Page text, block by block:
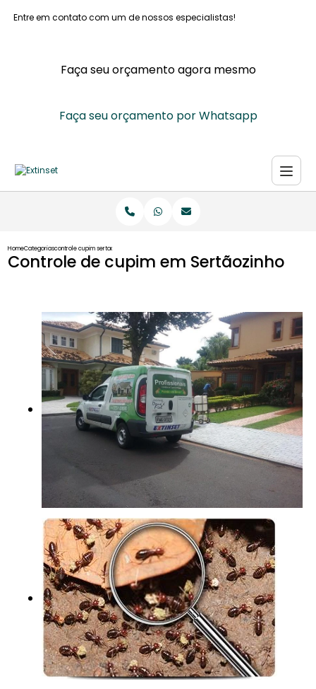
Entre em contato com um de nossos especialistas!
Faça seu orçamento agora mesmo
Faça seu orçamento por Whatsapp
HomeCategoriascontrole cupim sertaozinho
Controle de cupim em Sertãozinho